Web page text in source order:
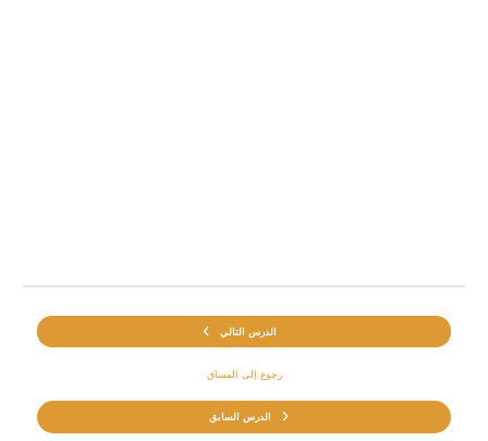
الدرس السابق
رجوع إلى المساق
الدرس التالي